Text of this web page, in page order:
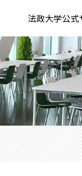
法政大学公式